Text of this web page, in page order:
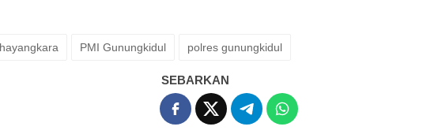
PMI Gunungkidul polres gunungkidul
SEBARKAN